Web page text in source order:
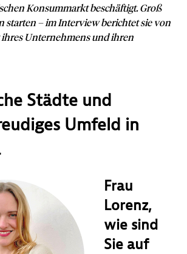
Konsummarkt beschäftigt. Groß
starten – im Interview berichtet sie von
Unternehmens und ihren
Städte und
Umfeld in
Frau
Lorenz,
wie sind
Sie auf